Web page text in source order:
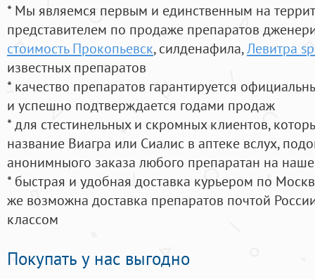
* Мы являемся первым и единственным на
представителем по продаже препаратов
стоимость Прокопьевск, силденафила,Левитра
известных препаратов
* качество препаратов гарантируется
и успешно подтверждается годами продаж
* для стестинельных и скромных клиентов,
название Виагра или Сиалис в аптеке вслух,
анонимныого заказа любого препаратан на
* быстрая и удобная доставка курьером по
же возможна доставка препаратов почтой
классом
Покупать у нас выгодно